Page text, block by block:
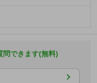
問できます(無料)